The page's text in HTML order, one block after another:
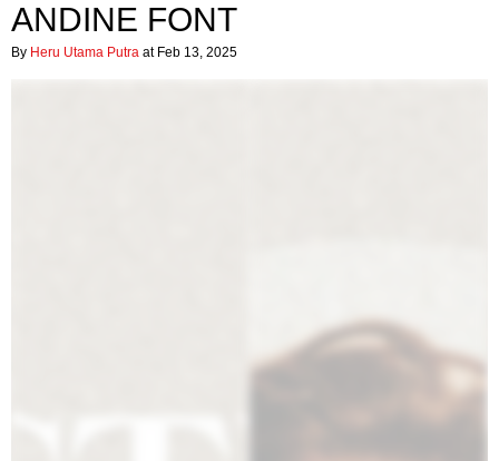
ANDINE FONT
By Heru Utama Putra at Feb 13, 2025